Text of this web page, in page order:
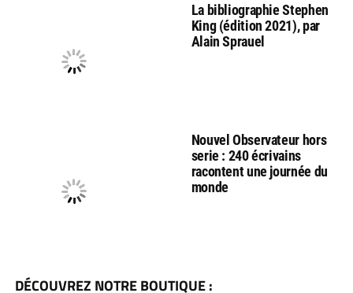
La bibliographie Stephen
King (édition 2021), par
Alain Sprauel
Nouvel Observateur hors
serie : 240 écrivains
racontent une journée du
monde
DÉCOUVREZ NOTRE BOUTIQUE :